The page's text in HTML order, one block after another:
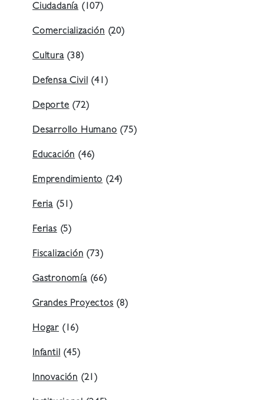
Ciudadanía (107)
Comercialización (20)
Cultura(38)
Defensa Civil (41)
Deporte (72)
Desarrollo Humano (75)
Educación (46)
Emprendimiento (24)
Feria (51)
Ferias (5)
Fiscalización (73)
Gastronomía(66)
Grandes Proyectos (8)
Hogar (16)
Infantil (45)
Innovación (21)